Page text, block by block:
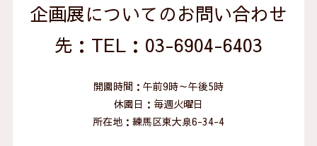
企画展についてのお問い合わせ
先：TEL：03-6904-6403
開園時間：午前9時～午後5時
休園日：毎週火曜日
所在地：練馬区東大泉6-34-4